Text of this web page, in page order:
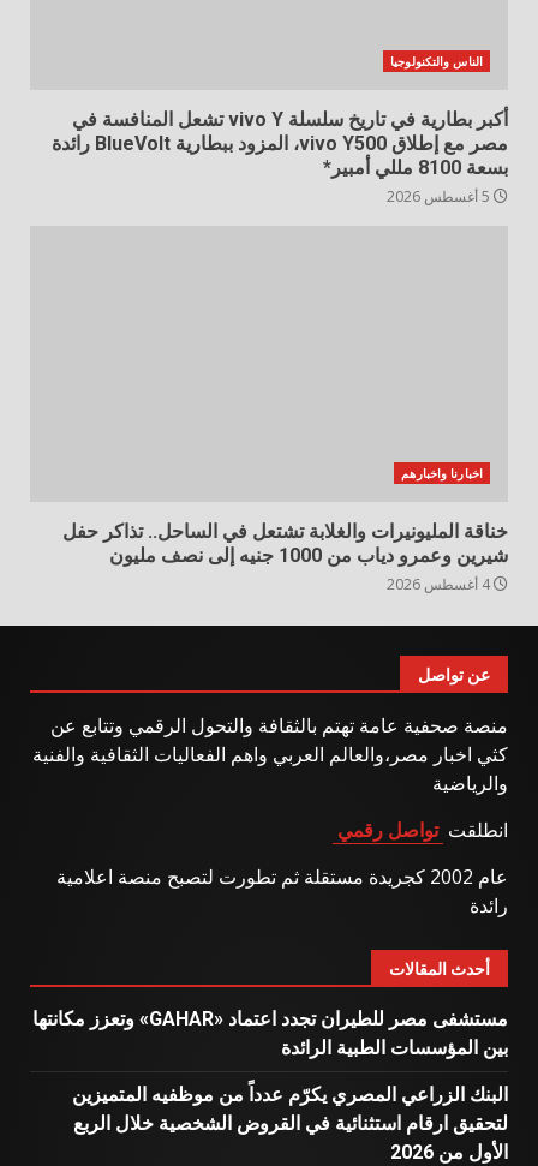
الناس والتكنولوجيا
أكبر بطارية في تاريخ سلسلة vivo Y تشعل المنافسة في
مصر مع إطلاق vivo Y500، المزود ببطارية BlueVolt رائدة
بسعة 8100 مللي أمبير*
اخبارنا واخبارهم
خناقة المليونيرات والغلابة تشتعل في الساحل.. تذاكر حفل
شيرين وعمرو دياب من 1000 جنيه إلى نصف مليون
عن تواصل
منصة صحفية عامة تهتم بالثقافة والتحول الرقمي وتتابع عن
كثي اخبار مصر،والعالم العربي واهم الفعاليات الثقافية والفنية
والرياضية
انطلقت تواصل رقمي
عام 2002 كجريدة مستقلة ثم تطورت لتصبح منصة اعلامية
رائدة
أحدث المقالات
مستشفى مصر للطيران تجدد اعتماد «GAHAR» وتعزز مكانتها
بين المؤسسات الطبية الرائدة
البنك الزراعي المصري يكرّم عدداً من موظفيه المتميزين
لتحقيق ارقام استثنائية في القروض الشخصية خلال الربع
الأول من 2026